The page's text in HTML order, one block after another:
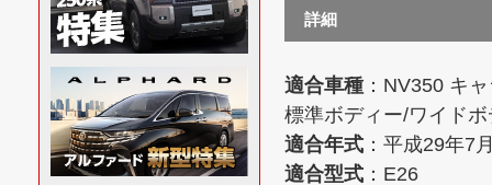
詳細
適合車種 ：NV350 キ
標準ボディー/ワイド
適合年式 ：平成29年7
適合型式 ：E26